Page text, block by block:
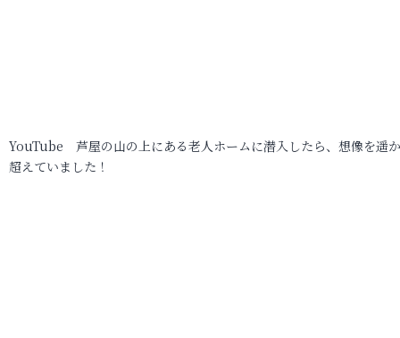
YouTube 芦屋の山の上にある老人ホームに潜入したら、想像を遥
超えていました！